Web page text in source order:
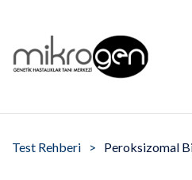
Test Rehberi Peroksizomal